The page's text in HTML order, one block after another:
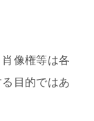
像権等は各
目的ではあ